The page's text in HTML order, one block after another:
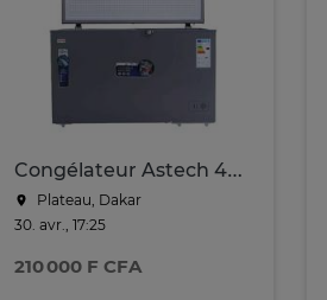
Congélateur Astech 400 l
Plateau, Dakar
30. avr., 17:25
210 000 F CFA